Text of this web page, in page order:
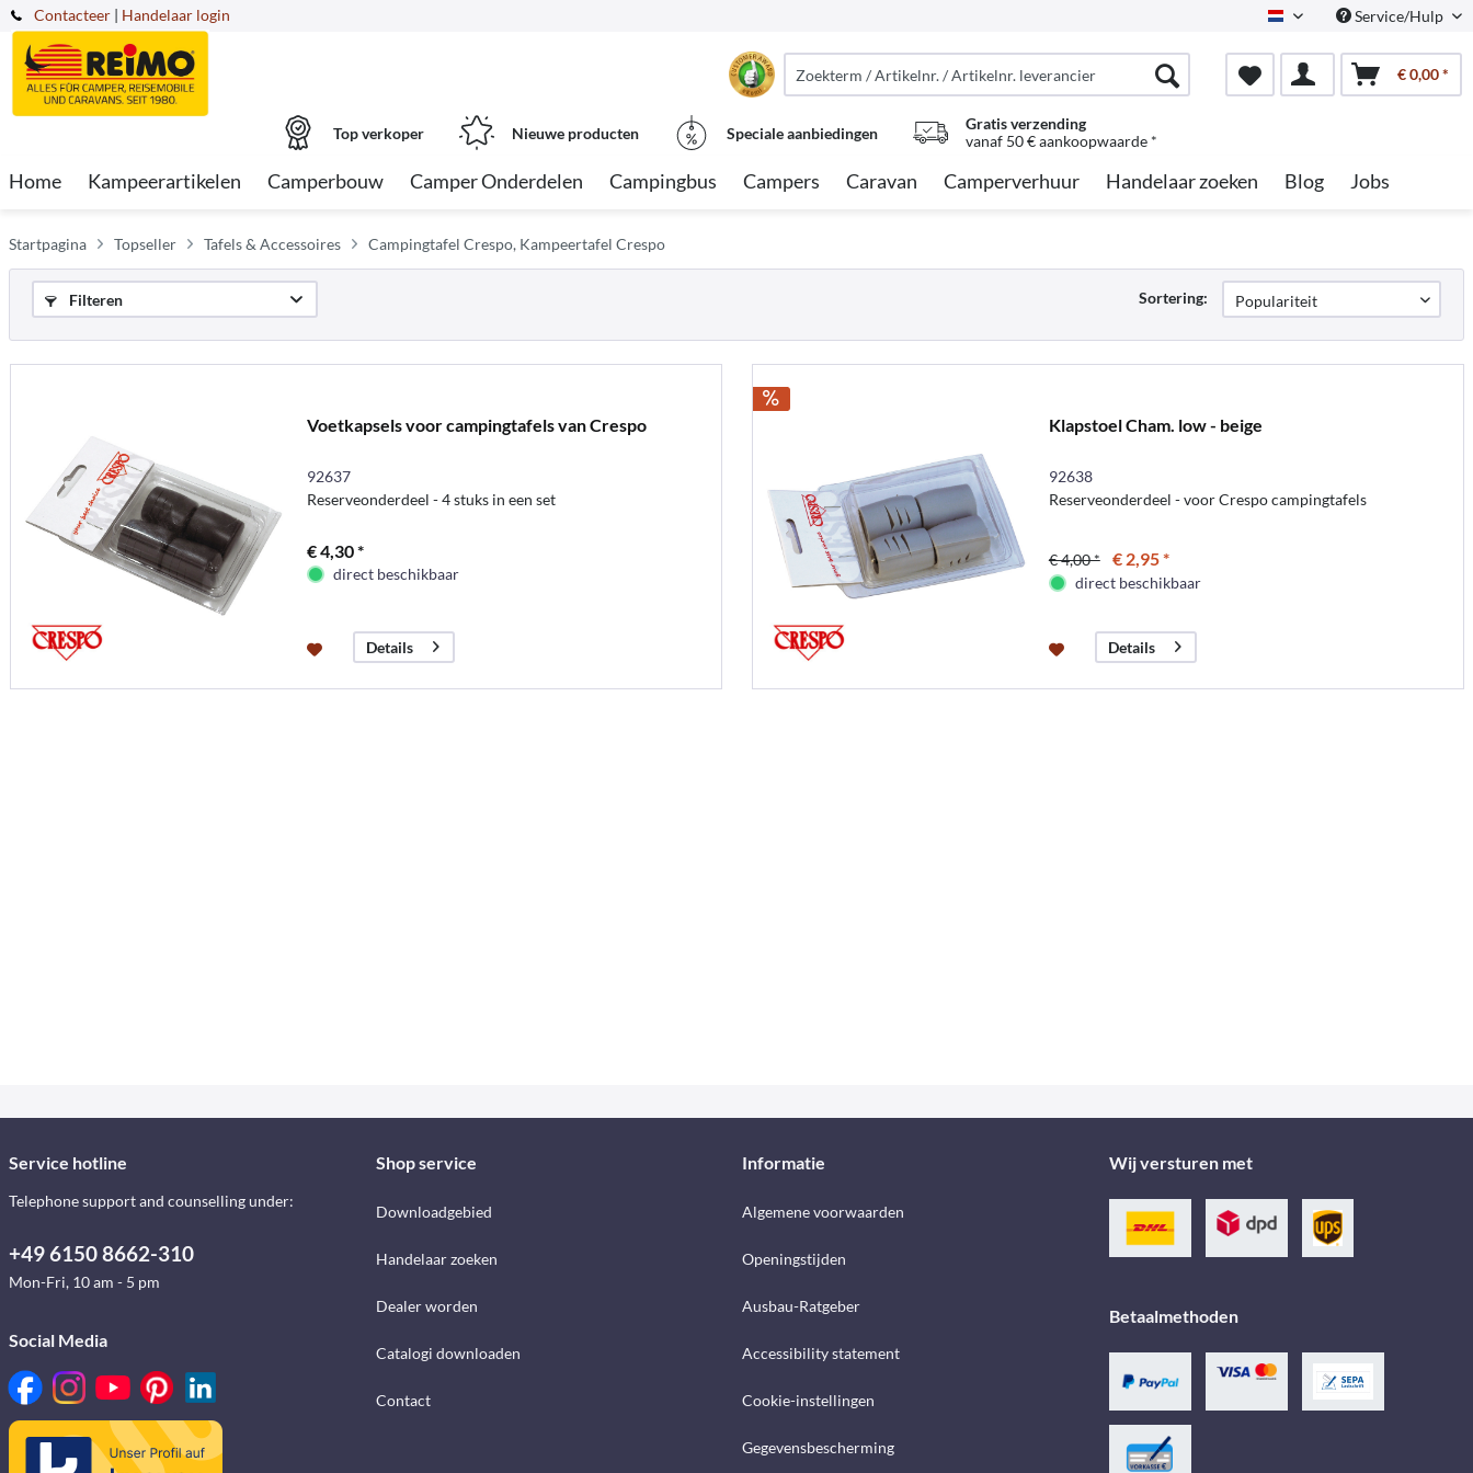
Contacteer Dutch Service/Hulp
| Handelaar login
€ 0,00 *
Top verkoper Nieuwe producten Speciale aanbiedingen
Gratis verzending
vanaf 50 € aankoopwaarde *
Home Kampeerartikelen Camperbouw Camper Onderdelen Campingbus Campers Caravan Camperverhuur Handelaar zoeken Blog Jobs
Startpagina Topseller Tafels & Accessoires Campingtafel Crespo, Kampeertafel Crespo
Filteren Sortering:
Voetkapsels voor campingtafels van Crespo
92637
Reserveonderdeel - 4 stuks in een set
€ 4,30 *
direct beschikbaar
Details
Klapstoel Cham. low - beige
92638
Reserveonderdeel - voor Crespo campingtafels
€ 4,00 * € 2,95 *
direct beschikbaar
Details
Service hotline
Telephone support and counselling under:
+49 6150 8662-310
Mon-Fri, 10 am - 5 pm
Social Media
Shop service
Downloadgebied
Handelaar zoeken
Dealer worden
Catalogi downloaden
Contact
Informatie
Algemene voorwaarden
Openingstijden
Ausbau-Ratgeber
Accessibility statement
Cookie-instellingen
Gegevensbescherming
Wij versturen met
Betaalmethoden